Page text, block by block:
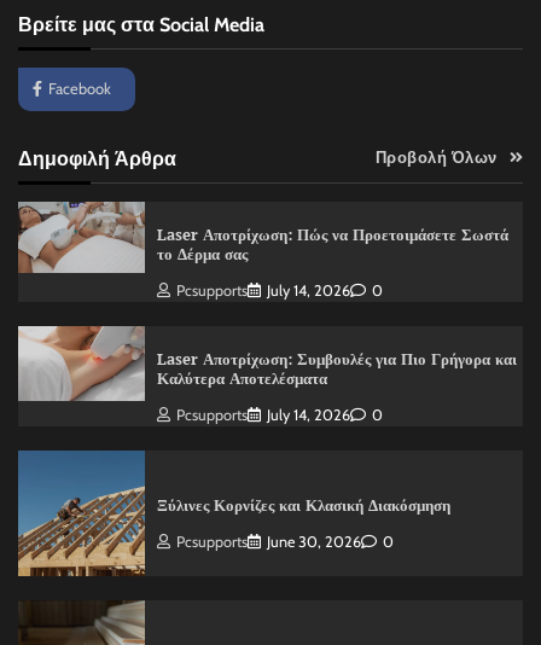
Βρείτε μας στα Social Media
Facebook
Δημοφιλή Άρθρα Προβολή Όλων
Laser Αποτρίχωση: Πώς να Προετοιμάσετε Σωστά
το Δέρμα σας
Pcsupports July 14, 2026 0
Laser Αποτρίχωση: Συμβουλές για Πιο Γρήγορα και
Καλύτερα Αποτελέσματα
Pcsupports July 14, 2026 0
Ξύλινες Κορνίζες και Κλασική Διακόσμηση
Pcsupports June 30, 2026 0